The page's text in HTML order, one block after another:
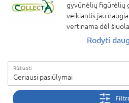
gyvūnėlių figūrėlių
veikiantis jau
vertinama dėl
produkcijos
su garsiu jojimo
puikių žirgų
Rodyti
Rūšiuoti
Geriausi pasiūlymai